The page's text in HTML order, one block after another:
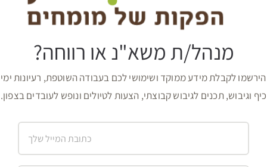
מנהל/ת משא"נ או רווחה?
הירשמו לקבלת מידע ממוקד ושימושי לכם בעבודה השוטפת, רעיונות ימי
כיף וגיבוש, תכנים לגיבוש קבוצתי, הצעות לטיולים ונופש לעובדים בצפון.